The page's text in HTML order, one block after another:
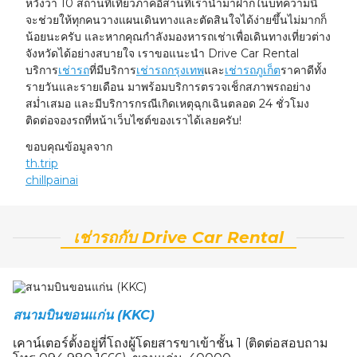
จะช่วยให้ทุกคนวางแผนเดินทางและตัดสินใจได้ง่ายขึ้นไม่มากก็
น้อยนะครับ และหากคุณกำลังมองหารถเช่าเพื่อเดินทางเที่ยวต่าง
จังหวัดได้อย่างสบายใจ เราขอแนะนำ Drive Car Rental
บริการเช่ารถที่มีบริการเช่ารถกรุงเทพและเช่ารถภูเก็ตราคาดีทั้ง
รายวันและรายเดือน มาพร้อมบริการตรวจเช็กสภาพรถอย่าง
สม่ำเสมอ และมีบริการกรณีเกิดเหตุฉุกเฉินตลอด 24 ชั่วโมง
ติดต่อจองรถที่หน้าเว็บไซต์ของเราได้เลยครับ!
ขอบคุณข้อมูลจาก
th.trip
chillpainai
เช่ารถกับ Drive Car Rental
สนามบินขอนแก่น (KKC)
เคาน์เตอร์ตั้งอยู่ที่โถงผู้โดยสารขาเข้าชั้น 1 (ติดต่อสอบถาม